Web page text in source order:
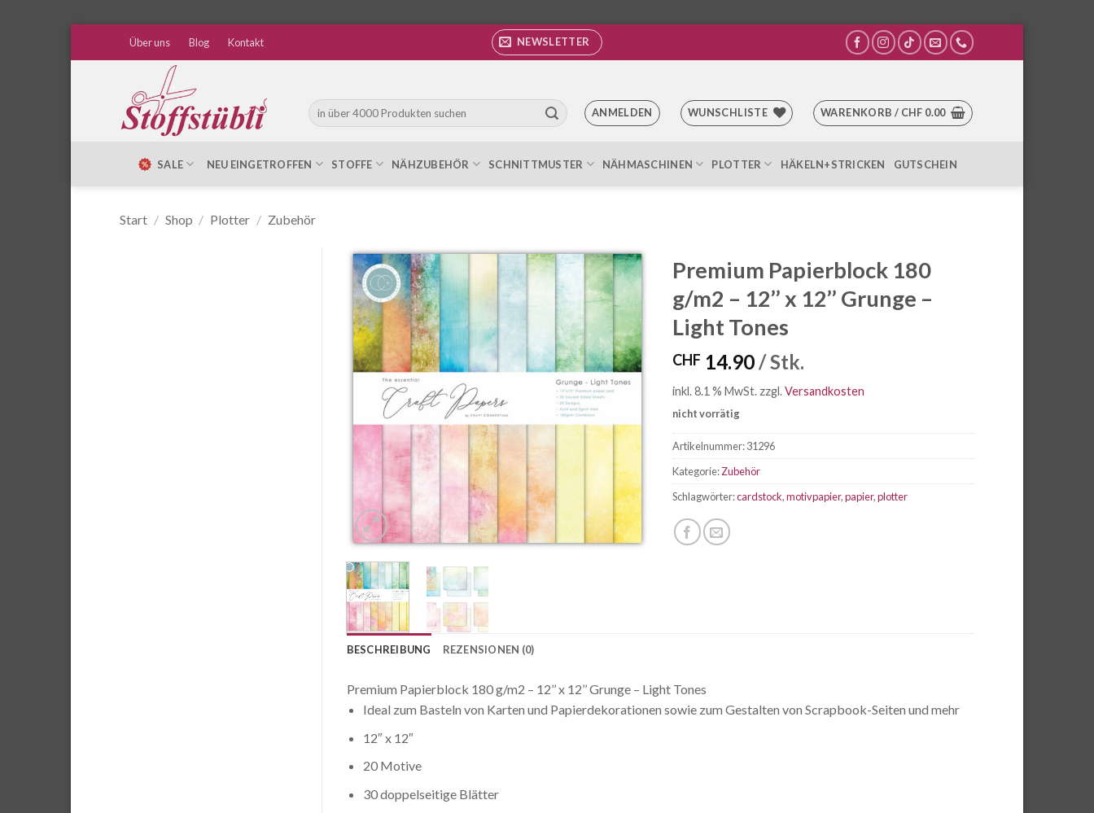
Über uns Blog Kontakt NEWSLETTER
Suche
nach:
ANMELDEN WUNSCHLISTE WARENKORB / CHF 0.00
SALE NEU EINGETROFFEN STOFFE NÄHZUBEHÖR SCHNITTMUSTER NÄHMASCHINEN PLOTTER HÄKELN+STRICKEN GUTSCHEIN
Start / Shop / Plotter / Zubehör
Auf die
Wunschliste
Premium Papierblock 180
g/m2 – 12’’ x 12’’ Grunge –
Light Tones
CHF 14.90 / Stk.
inkl. 8.1 % MwSt. zzgl.Versandkosten
nicht vorrätig
Artikelnummer:31296
Kategorie:Zubehör
Schlagwörter:cardstock,motivpapier,papier,plotter
BESCHREIBUNG REZENSIONEN (0)
Premium Papierblock 180 g/m2 – 12’’ x 12’’ Grunge – Light Tones
Ideal zum Basteln von Karten und Papierdekorationen sowie zum Gestalten von Scrapbook-Seiten und mehr
12″ x 12″
20 Motive
30 doppelseitige Blätter